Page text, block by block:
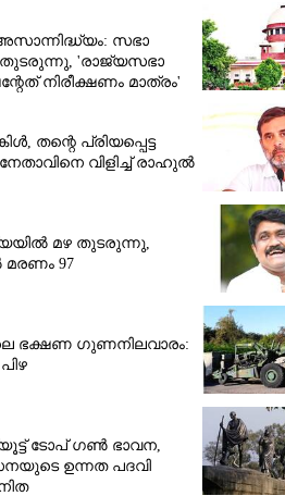
സഭാ
'രാജ്യസഭാ
നിരീക്ഷണം മാത്രം'
തന്റെ പ്രിയപ്പെട്ട
വിളിച്ച് രാഹുൽ
മഴ തുടരുന്നു,​
97
ഭക്ഷണ ഗുണനിലവാരം:
ടോപ് ഗൺ ഭാവന,​
ഉന്നത പദവി